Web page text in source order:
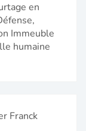
en
Immeuble
humaine
Franck